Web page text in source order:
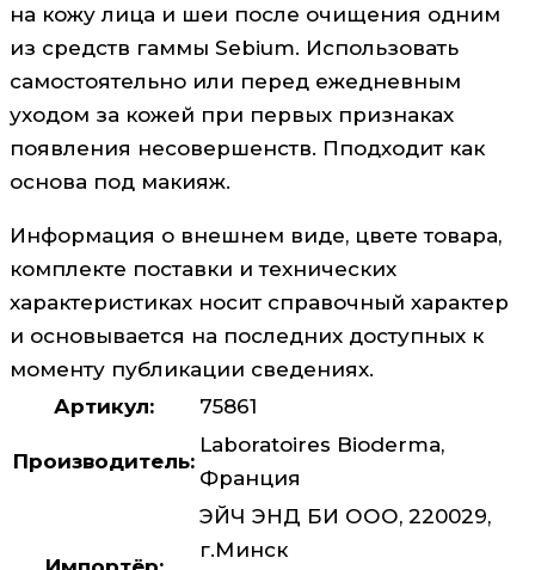
на кожу лица и шеи после очищения одним
из средств гаммы Sebium. Использовать
самостоятельно или перед ежедневным
уходом за кожей при первых признаках
появления несовершенств. Пподходит как
основа под макияж.
Информация о внешнем виде, цвете товара,
комплекте поставки и технических
характеристиках носит справочный характер
и основывается на последних доступных к
моменту публикации сведениях.
Артикул:
75861
Производитель:
Laboratoires Bioderma,
Франция
ЭЙЧ ЭНД БИ ООО, 220029,
г.Минск